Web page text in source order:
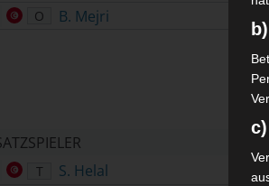
O B. Mejri
T
S. Helal